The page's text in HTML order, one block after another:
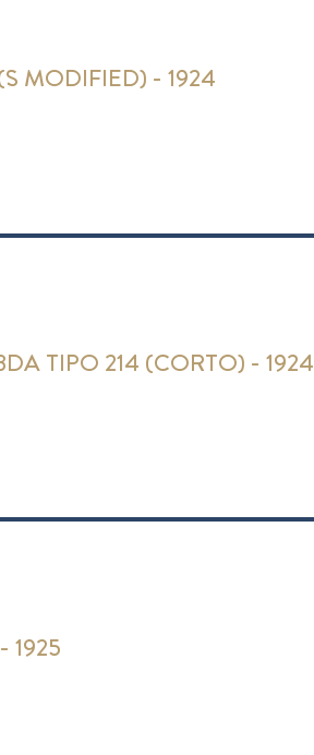
MODIFIED) - 1924
TIPO 214 (CORTO) - 1924
1925